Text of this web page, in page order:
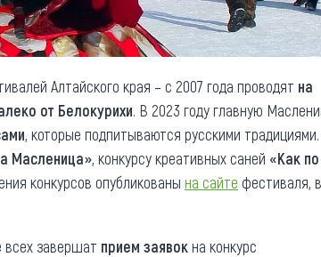
Алтайского края – с 2007 года проводят на
от Белокурихи. В 2023 году главную
, которые подпитываются русскими традициями.
Масленица», конкурсу креативных саней «Как по
конкурсов опубликованы на сайте фестиваля,
завершат прием заявокна конкурс